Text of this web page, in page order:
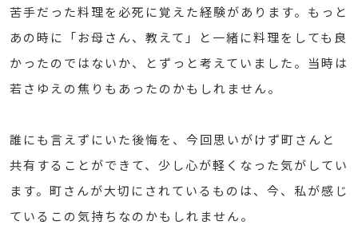
苦手だった料理を必死に覚えた経験があります。もっと
あの時に「お母さん、教えて」と一緒に料理をしても良
かったのではないか、とずっと考えていました。当時は
若さゆえの焦りもあったのかもしれません。
誰にも言えずにいた後悔を、今回思いがけず町さんと
共有することができて、少し心が軽くなった気がしてい
ます。町さんが大切にされているものは、今、私が感じ
ているこの気持ちなのかもしれません。